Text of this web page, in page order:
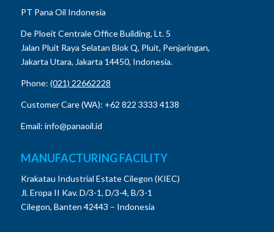
PT Pana Oil Indonesia
De Ploeit Centrale Office Building, Lt. 5
Jalan Pluit Raya Selatan Blok Q, Pluit, Penjaringan,
Jakarta Utara, Jakarta 14450, Indonesia.
Phone: (021) 22662228
Customer Care (WA): +62 822 3333 4138
Email: info@panaoil.id
MANUFACTURING FACILITY
Krakatau Industrial Estate Cilegon (KIEC)
Jl. Eropa II Kav. D/3-1, D/3-4, B/3-1
Cilegon, Banten 42443 – Indonesia